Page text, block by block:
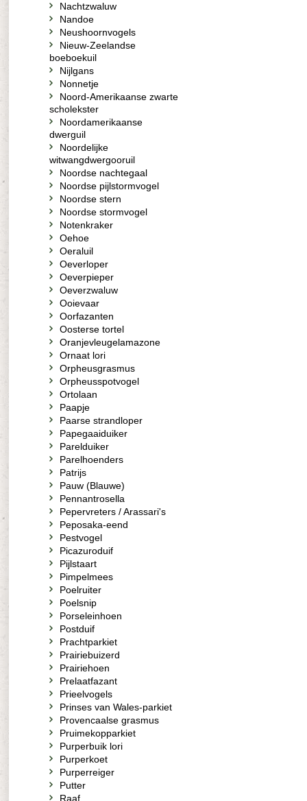
Nachtzwaluw
Nandoe
Neushoornvogels
Nieuw-Zeelandse
boeboekuil
Nijlgans
Nonnetje
Noord-Amerikaanse zwarte
scholekster
Noordamerikaanse
dwerguil
Noordelijke
witwangdwergooruil
Noordse nachtegaal
Noordse pijlstormvogel
Noordse stern
Noordse stormvogel
Notenkraker
Oehoe
Oeraluil
Oeverloper
Oeverpieper
Oeverzwaluw
Ooievaar
Oorfazanten
Oosterse tortel
Oranjevleugelamazone
Ornaat lori
Orpheusgrasmus
Orpheusspotvogel
Ortolaan
Paapje
Paarse strandloper
Papegaaiduiker
Parelduiker
Parelhoenders
Patrijs
Pauw (Blauwe)
Pennantrosella
Pepervreters / Arassari's
Peposaka-eend
Pestvogel
Picazuroduif
Pijlstaart
Pimpelmees
Poelruiter
Poelsnip
Porseleinhoen
Postduif
Prachtparkiet
Prairiebuizerd
Prairiehoen
Prelaatfazant
Prieelvogels
Prinses van Wales-parkiet
Provencaalse grasmus
Pruimekopparkiet
Purperbuik lori
Purperkoet
Purperreiger
Putter
Raaf